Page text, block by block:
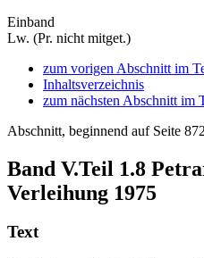
Einband
Lw. (Pr. nicht mitget.)
zum vorigen Abschnitt im
Inhaltsverzeichnis
zum nächsten Abschnitt im
Abschnitt, beginnend auf Seite
Band V.Teil 1.8
Verleihung 1975
Text